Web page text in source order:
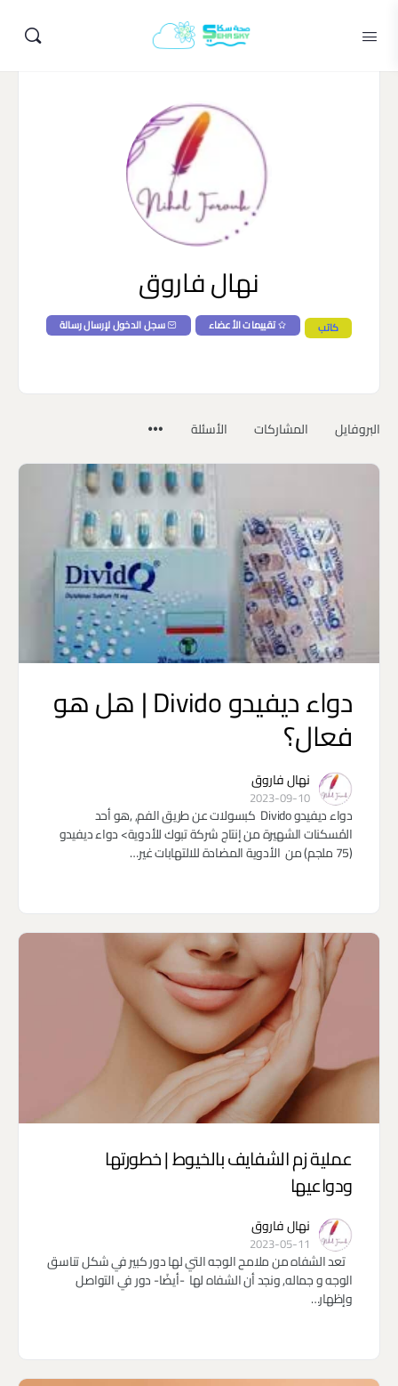
نهال فاروق
كاتب تقييمات الأعضاء سجل الدخول لإرسال رسالة
البروفايل المشاركات الأسئلة
دواء ديفيدو Divido | هل هو
فعال؟
نهال فاروق
2023-09-10
دواء ديفيدو Divido كبسولات عن طريق الفم, ,هو أحد
المُسكنات الشهيرة من إنتاج شركة تبوك للأدوية> دواء ديفيدو
(75 ملجم) من الأدوية المضادة للالتهابات غير…
عملية زم الشفايف بالخيوط | خطورتها
ودواعيها
نهال فاروق
2023-05-11
تعد الشفاه من ملامح الوجه التي لها دور كبير في شكل تناسق
الوجه و جماله, ونجد أن الشفاه لها -أيضًا- دور في التواصل
وإظهار…